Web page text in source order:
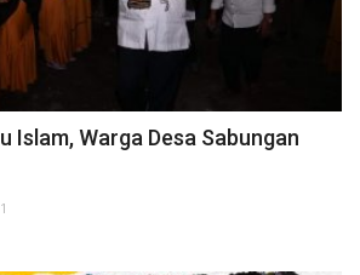
Islam, Warga Desa Sabungan